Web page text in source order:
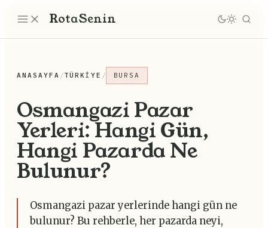
RotaSenin
ANASAYFA /TÜRKIYE / BURSA
Osmangazi Pazar
Yerleri: Hangi Gün,
Hangi Pazarda Ne
Bulunur?
Osmangazi pazar yerlerinde hangi gün ne
bulunur? Bu rehberle, her pazarda neyi,